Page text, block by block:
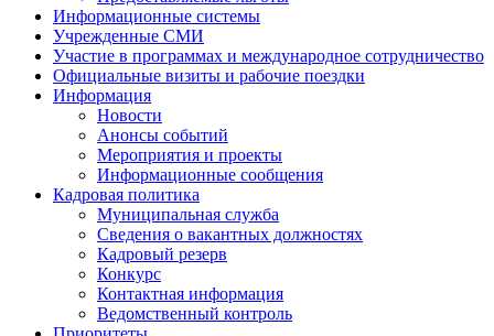
Информационные системы
Учрежденные СМИ
Участие в программах и международное сотрудничество
Официальные визиты и рабочие поездки
Информация
Новости
Анонсы событий
Мероприятия и проекты
Информационные сообщения
Кадровая политика
Муниципальная служба
Сведения о вакантных должностях
Кадровый резерв
Конкурс
Контактная информация
Ведомственный контроль